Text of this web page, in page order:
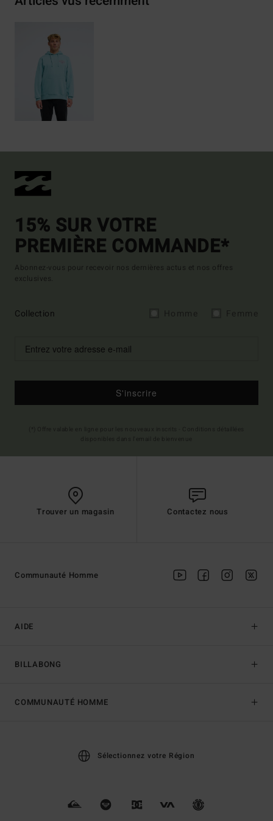
15% SUR VOTRE
PREMIÈRE COMMANDE*
Abonnez-vous pour recevoir nos dernières actus et nos offres
exclusives.
Collection
S'inscrire
Trouver un magasin Contactez nous
AIDE
BILLABONG
Communauté Homme
COMMUNAUTÉ HOMME
Sélectionnez votre Région